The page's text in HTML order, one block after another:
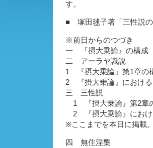
す。
■ 塚田毬子著「三性説
※前日からのつづき
一 『摂大乗論』の構成
二 アーラヤ識説
1 『摂大乗論』第1章の
2 『摂大乗論』におけ
三 三性説
1 『摂大乗論』第2章
2 『摂大乗論』におけ
※ここまでを本日に掲載。
四 無住涅槃